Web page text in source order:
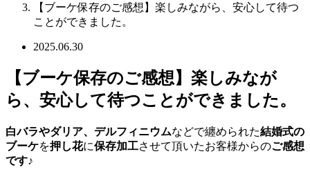
【ブーケ保存のご感想】楽しみながら、安心して待つ
ことができました。
2025.06.30
【ブーケ保存のご感想】楽しみなが
ら、安心して待つことができました。
白バラやダリア、デルフィニウムなどで纏められた結婚式の
ブーケを押し花に保存加工させて頂いたお客様からのご感想
です♪